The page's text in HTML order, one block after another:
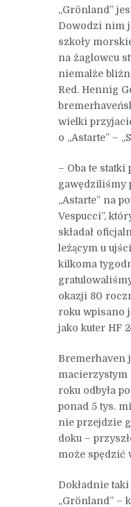
„Grönland”
Dowodzi nim
szkoły
na żaglowcu
niemalże
Red. Hennig
wielki
o „Astarte” –
– Oba te statki
gawędziliśmy
„Astarte” na
Vespucci”,
składał
leżącym u
kilkoma
okazji 80
roku wpisano
jako kuter HF
Bremerhaven
macierzystym
roku odbyła
ponad 5 tys.
nie przejdzie
doku –
może spędzić
Dokładnie
„Grönland” –